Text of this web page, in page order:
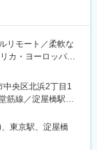
しているバイオシ
るため、セルトリ
ていきます。
ーを今回募集致し
質の品質、安全性
り開発される医薬
リモート／柔軟な
カ・ヨーロッパ企
言を中心としたコ
に向けた最適な戦
央区北浜2丁目1
線／淀屋橋駅受
支社住所：東京都
ープレイス丸の内
無
東京駅、淀屋橋